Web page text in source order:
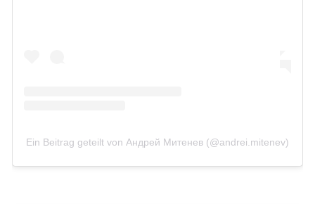
Ein Beitrag geteilt von Андрей Митенев (@andrei.mitenev)